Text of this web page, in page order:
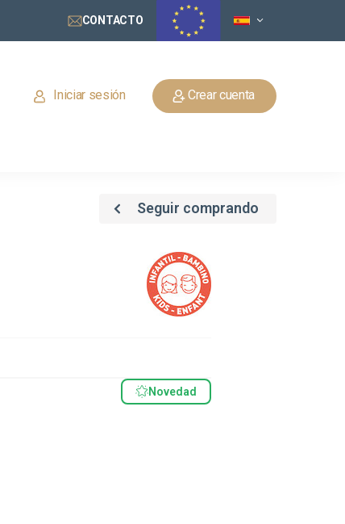
CONTACTO
Iniciar sesión Crear cuenta
Seguir comprando
Novedad